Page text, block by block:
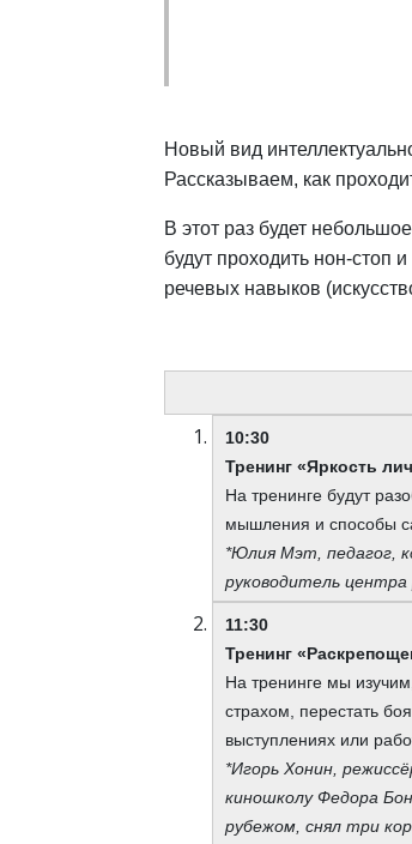
Новый вид
Рассказываем, как
В этот раз будет
будут проходить нон-стоп
речевых навыков
10:30
Тренинг «Яркость
На тренинге будут
мышления и способы
*Юлия Мэт, педагог,
руководитель центра
11:30
Тренинг
На тренинге мы
страхом, перестать
выступлениях или
*Игорь Хонин,
киношколу Федора
рубежом, снял три